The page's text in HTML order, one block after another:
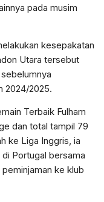
pada musim
kesepakatan
Utara tersebut
2024/2025.
Terbaik Fulham
dan total tampil 79
ke Liga Inggris, ia
Portugal bersama
ke klub